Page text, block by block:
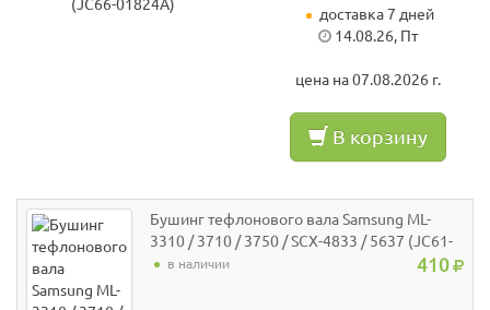
доставка 7 дней
14.08.26, Пт
цена на 07.08.2026 г.
В корзину
Бушинг тефлонового вала Samsung ML-
3310 / 3710 / 3750 / SCX-4833 / 5637 (JC61-
04093A)
в наличии 410